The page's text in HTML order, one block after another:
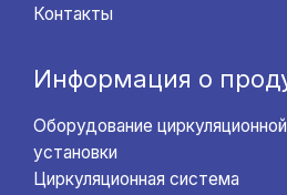
Контакты
Информация о
Оборудование
установки
Циркуляционная система